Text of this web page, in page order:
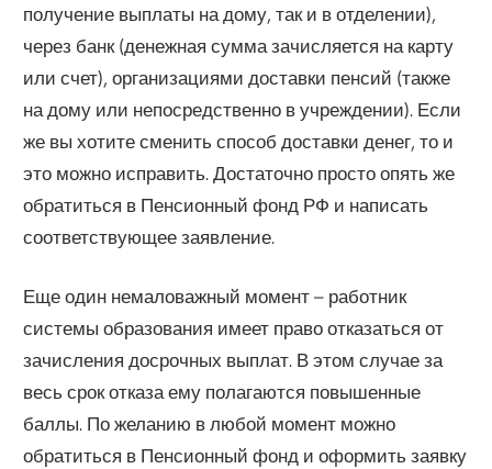
получение выплаты на дому, так и в отделении),
через банк (денежная сумма зачисляется на карту
или счет), организациями доставки пенсий (также
на дому или непосредственно в учреждении). Если
же вы хотите сменить способ доставки денег, то и
это можно исправить. Достаточно просто опять же
обратиться в Пенсионный фонд РФ и написать
соответствующее заявление.
Еще один немаловажный момент – работник
системы образования имеет право отказаться от
зачисления досрочных выплат. В этом случае за
весь срок отказа ему полагаются повышенные
баллы. По желанию в любой момент можно
обратиться в Пенсионный фонд и оформить заявку